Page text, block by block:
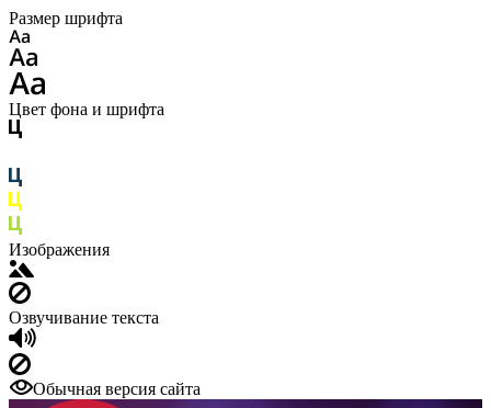
Размер шрифта
Цвет фона и шрифта
Изображения
Озвучивание текста
Обычная версия сайта